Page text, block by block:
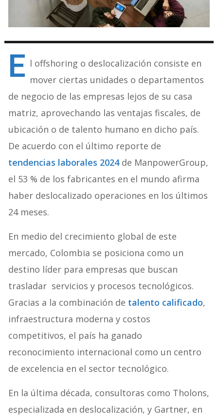
E l offshoring o deslocalización consiste en
mover ciertas unidades o departamentos
de negocio de las empresas lejos de su casa
matriz, aprovechando las ventajas fiscales, de
ubicación o de talento humano en dicho país.
De acuerdo con el último reporte de
tendencias laborales 2024de ManpowerGroup,
el 53 % de los fabricantes en el mundo afirma
haber deslocalizado operaciones en los últimos
24 meses.
En medio del crecimiento global de este
mercado, Colombia se posiciona como un
destino líder para empresas que buscan
trasladar servicios y procesos tecnológicos.
Gracias a la combinación de talento calificado,
infraestructura moderna y costos
competitivos, el país ha ganado
reconocimiento internacional como un centro
de excelencia en el sector tecnológico.
En la última década, consultoras como Tholons,
especializada en deslocalización, y Gartner, en